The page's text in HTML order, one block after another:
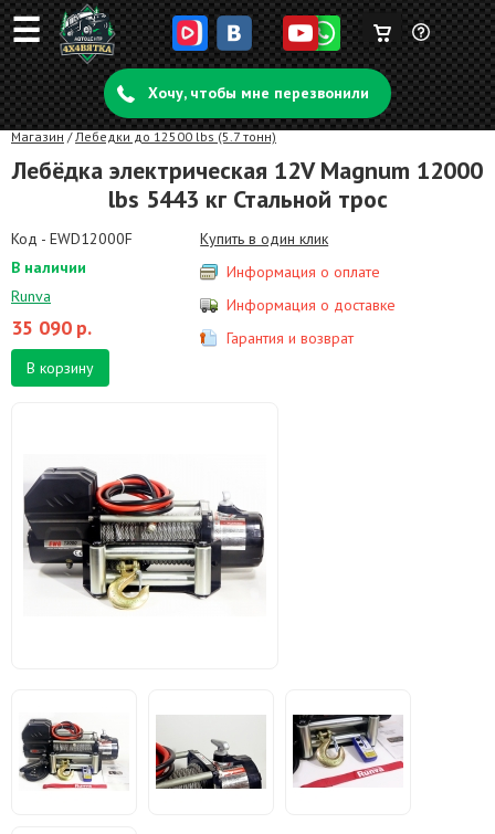
☰ Задать
вопрос
Корзина
пуста
Хочу, чтобы мне перезвонили
Магазин /Лебедки до 12500 lbs (5.7 тонн)
Лебёдка электрическая 12V Magnum 12000
lbs 5443 кг Стальной трос
Код - EWD12000F
В наличии
Runva
35 090 р.
В корзину
Купить в один клик
Информация о оплате
Информация о доставке
Гарантия и возврат